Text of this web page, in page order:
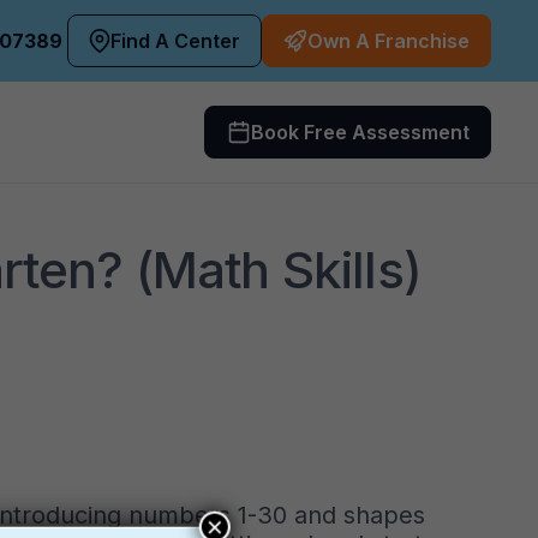
Find A Center Own A Franchise
Book Free Assessment
(Math Skills)
numbers 1-30 and shapes
×